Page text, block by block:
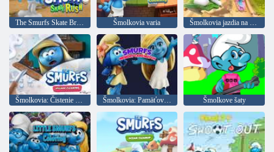
Šmolkovia varia
Šmolkovia: Čistenie dediny Šmolkovia: Pamäťové karty Šmolkove šaty